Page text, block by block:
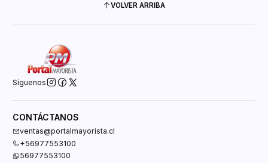
VOLVER ARRIBA
Síguenos
CONTÁCTANOS
ventas@portalmayorista.cl
+56977553100
56977553100